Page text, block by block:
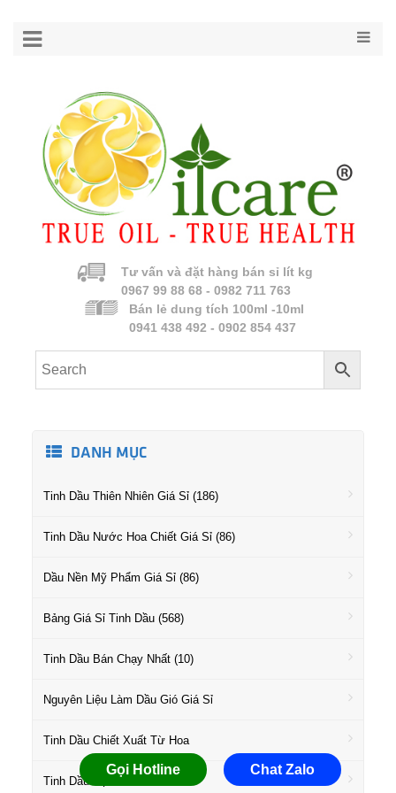
Tư vấn và đặt hàng bán sỉ lít kg
0967 99 88 68 - 0982 711 763
Bán lẻ dung tích 100ml -10ml
0941 438 492 - 0902 854 437
DANH MỤC
Tinh Dầu Thiên Nhiên Giá Sỉ (186)
Tinh Dầu Nước Hoa Chiết Giá Sỉ (86)
Dầu Nền Mỹ Phẩm Giá Sỉ (86)
Bảng Giá Sỉ Tinh Dầu (568)
Tinh Dầu Bán Chạy Nhất (10)
Nguyên Liệu Làm Dầu Gió Giá Sỉ
Tinh Dầu Chiết Xuất Từ Hoa
Tinh Dầu Họ Gỗ Giá Sỉ
Gọi Hotline Chat Zalo